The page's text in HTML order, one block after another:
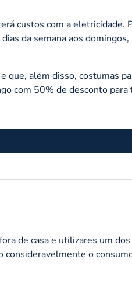
custos com a eletricidade.
da semana aos
que, além disso, costumas
com 50% de desconto
de casa e utilizares um
o